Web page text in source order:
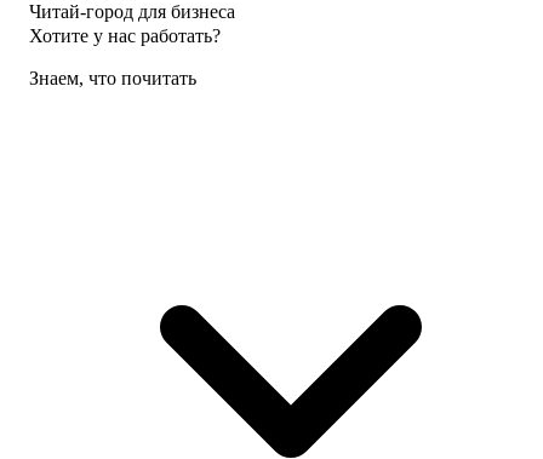
Читай-город для бизнеса
Хотите у нас работать?
Знаем, что почитать